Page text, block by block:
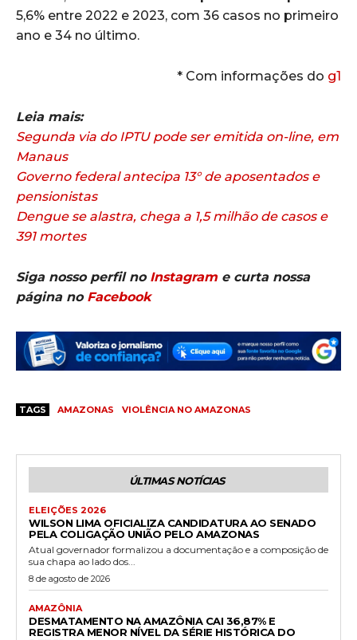
5,6% entre 2022 e 2023, com 36 casos no primeiro
ano e 34 no último.
* Com informações do g1
Leia mais:
Segunda via do IPTU pode ser emitida on-line, em
Manaus
Governo federal antecipa 13° de aposentados e
pensionistas
Dengue se alastra, chega a 1,5 milhão de casos e
391 mortes
Siga nosso perfil no Instagram e curta nossa
página no Facebook
TAGS AMAZONAS VIOLÊNCIA NO AMAZONAS
ÚLTIMAS NOTÍCIAS
ELEIÇÕES 2026
WILSON LIMA OFICIALIZA CANDIDATURA AO SENADO
PELA COLIGAÇÃO UNIÃO PELO AMAZONAS
Atual governador formalizou a documentação e a composição de
sua chapa ao lado dos...
8 de agosto de 2026
AMAZÔNIA
DESMATAMENTO NA AMAZÔNIA CAI 36,87% E
REGISTRA MENOR NÍVEL DA SÉRIE HISTÓRICA DO